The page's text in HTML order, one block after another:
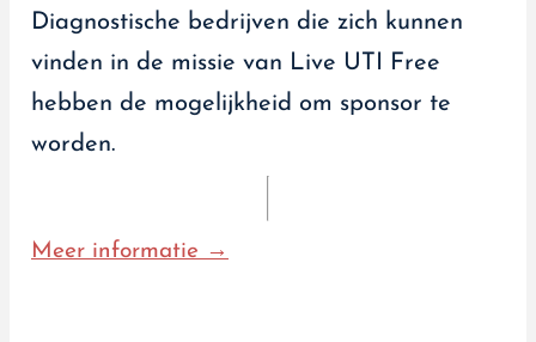
Diagnostische bedrijven die zich kunnen
vinden in de missie van Live UTI Free
hebben de mogelijkheid om sponsor te
worden.
Meer informatie →